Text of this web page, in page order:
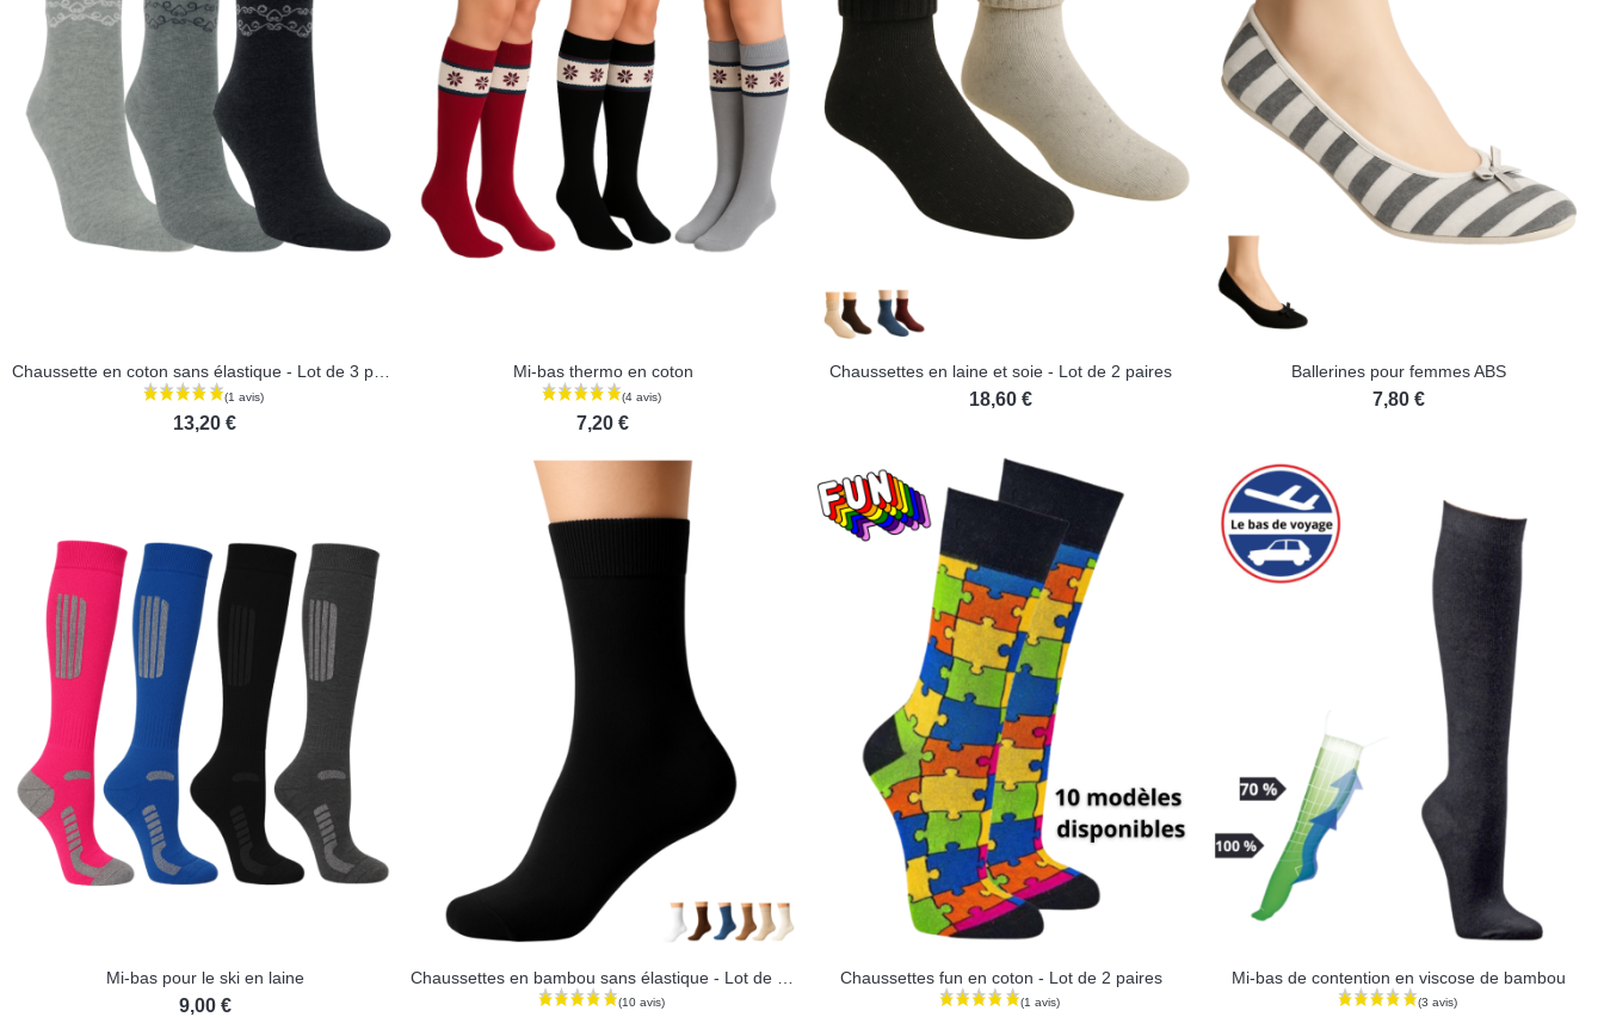
13,20 €
Mi-bas thermo en coton
7,20 €
Chaussettes en laine et soie - Lot de 2 paires
18,60 €
Ballerines pour femmes ABS
7,80 €
Mi-bas pour le ski en laine
9,00 €
Chaussettes fun en coton - Lot de 2 paires Mi-bas de contention en viscose de bambou